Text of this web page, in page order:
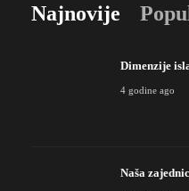
Najnovije
Dimenzije
4 godine ago
Naša